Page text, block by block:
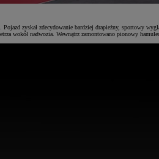
zyskał zdecydowanie bardziej drapieżny, sportowy
wokół nadwozia. Wewnątrz zamontowano pionowy